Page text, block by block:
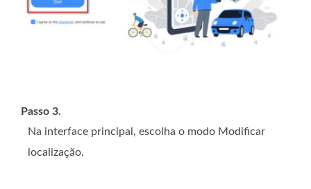
Passo 3.
Na interface principal, escolha o modo Modificar
localização.